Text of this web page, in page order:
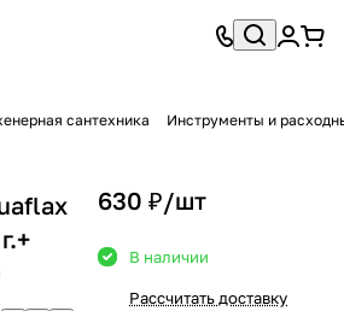
сантехника Инструменты и
630 ₽/шт
В наличии
Рассчитать доставку